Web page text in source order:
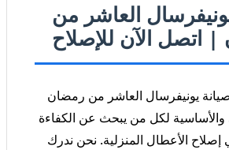
العاشر من
اتصل الآن للإصلاح
يونيفرسال العاشر من رمضان
والأساسية لكل من يبحث عن الكفاءة
الأعطال المنزلية. نحن ندرك